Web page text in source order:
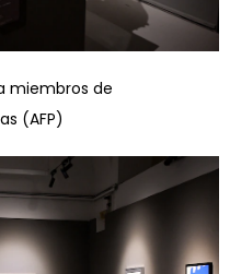
miembros de
(AFP)